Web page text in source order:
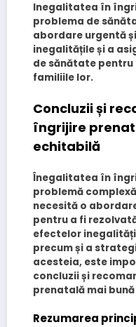
Inegalitatea în
problema de
abordare urgentă
inegalitățile și a
de sănătate
familiile lor.
Concluzii și
îngrijire
echitabilă
Înegalitatea în
problemă
necesită o
pentru a fi
efectelor
precum și a
acesteia, este
concluzii și
prenatală mai
Rezumarea